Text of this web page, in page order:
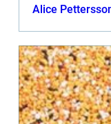
en viktig säke...
Alice